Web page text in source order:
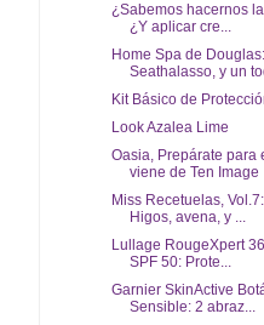
¿Sabemos hacernos
¿Y aplicar cre...
Home Spa de
Seathalasso, y un
Kit Básico de
Look Azalea Lime
Oasia, Prepárate para
viene de Ten Image
Miss Recetuelas,
Higos, avena, y ...
Lullage RougeXpert
SPF 50: Prote...
Garnier SkinActive
Sensible: 2 abraz...